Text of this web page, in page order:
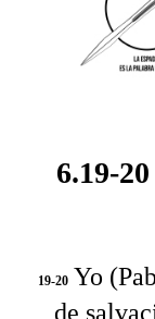
6.19-
19-20 Yo
de